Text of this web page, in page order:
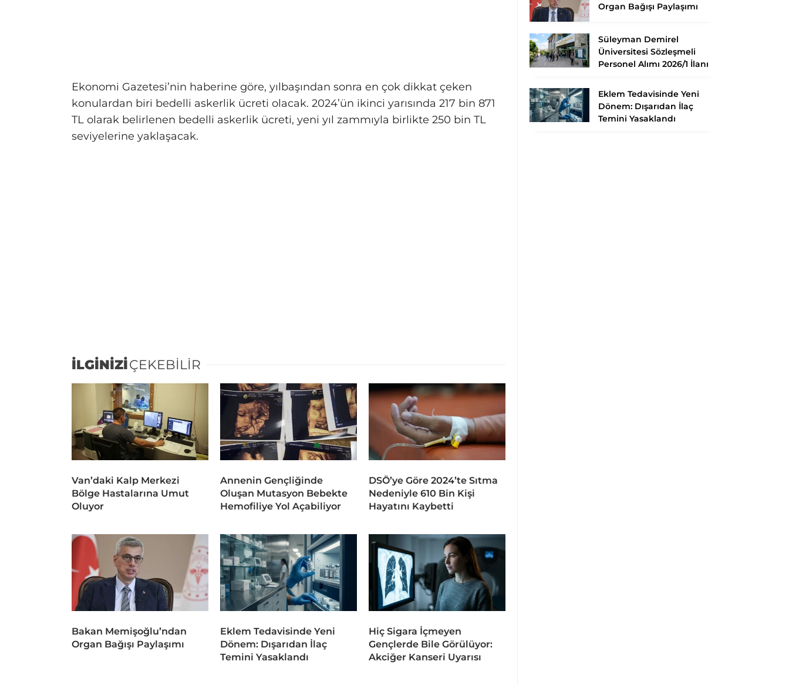
Ekonomi Gazetesi’nin haberine göre, yılbaşından sonra en çok dikkat çeken
konulardan biri bedelli askerlik ücreti olacak. 2024’ün ikinci yarısında 217 bin 871
TL olarak belirlenen bedelli askerlik ücreti, yeni yıl zammıyla birlikte 250 bin TL
seviyelerine yaklaşacak.
İLGİNİZİÇEKEBİLİR
Van’daki Kalp Merkezi
Bölge Hastalarına Umut
Oluyor
Annenin Gençliğinde
Oluşan Mutasyon Bebekte
Hemofiliye Yol Açabiliyor
DSÖ’ye Göre 2024’te Sıtma
Nedeniyle 610 Bin Kişi
Hayatını Kaybetti
Bakan Memişoğlu’ndan
Organ Bağışı Paylaşımı
Eklem Tedavisinde Yeni
Dönem: Dışarıdan İlaç
Temini Yasaklandı
Hiç Sigara İçmeyen
Gençlerde Bile Görülüyor:
Akciğer Kanseri Uyarısı
Organ Bağışı Paylaşımı
Süleyman Demirel
Üniversitesi Sözleşmeli
Personel Alımı 2026/1 İlanı
Eklem Tedavisinde Yeni
Dönem: Dışarıdan İlaç
Temini Yasaklandı